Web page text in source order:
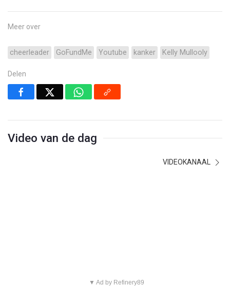
Meer over
cheerleader GoFundMe Youtube kanker Kelly Mullooly
Delen
Video van de dag
VIDEOKANAAL
▼ Ad by Refinery89